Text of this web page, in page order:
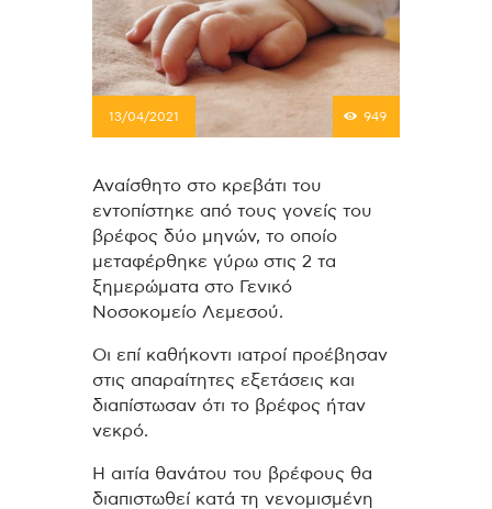
13/04/2021 949
Αναίσθητο στο κρεβάτι του
εντοπίστηκε από τους γονείς του
βρέφος δύο μηνών, το οποίο
μεταφέρθηκε γύρω στις 2 τα
ξημερώματα στο Γενικό
Νοσοκομείο Λεμεσού.
Οι επί καθήκοντι ιατροί προέβησαν
στις απαραίτητες εξετάσεις και
διαπίστωσαν ότι το βρέφος ήταν
νεκρό.
Η αιτία θανάτου του βρέφους θα
διαπιστωθεί κατά τη νενομισμένη